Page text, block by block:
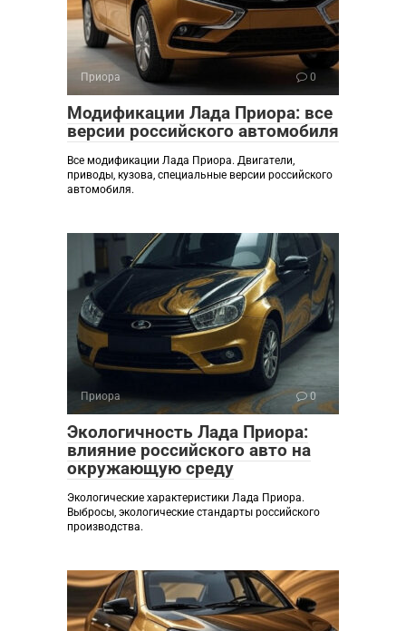
Приора 0
Модификации Лада Приора: все
версии российского автомобиля
Все модификации Лада Приора. Двигатели,
приводы, кузова, специальные версии российского
автомобиля.
Приора 0
Экологичность Лада Приора:
влияние российского авто на
окружающую среду
Экологические характеристики Лада Приора.
Выбросы, экологические стандарты российского
производства.